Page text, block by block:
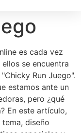
es cada vez
se encuentra
Run Juego".
estamos ante un
pero ¿qué
En este artículo,
diseño